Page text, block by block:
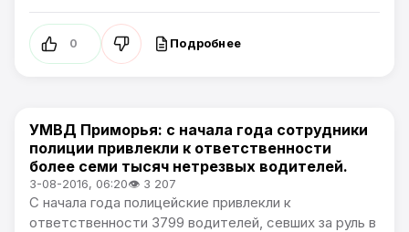
0 Подробнее
Новости Приморского края
УМВД Приморья: c начала года сотрудники
полиции привлекли к ответственности
более семи тысяч нетрезвых водителей.
3-08-2016, 06:20👁 3 207
С начала года полицейские привлекли к
ответственности 3799 водителей, севших за руль в